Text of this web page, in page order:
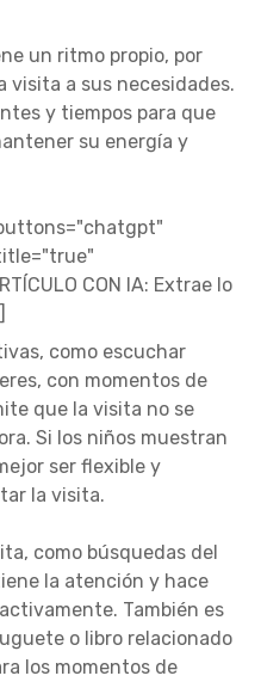
un ritmo propio, por
visita a sus necesidades.
y tiempos para que
su energía y
CON IA: Extrae lo
como escuchar
con momentos de
que la visita no se
Si los niños muestran
ser flexible y
la visita.
como búsquedas del
la atención y hace
También es
o libro relacionado
los momentos de